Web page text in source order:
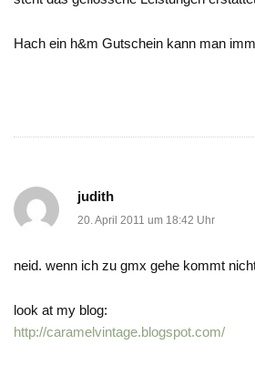
Hach ein h&m Gutschein kann man
judith
20. April 2011 um 18:42 Uhr
neid. wenn ich zu gmx gehe kommt
look at my blog:
http://caramelvintage.blogspot.com/